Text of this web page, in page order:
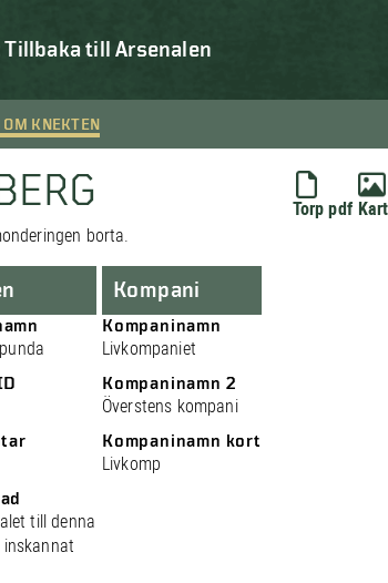
Tillbaka till Arsenalen
KNEKTEN
borta.
Torp pdf
till denna
inskannat
Kompani
Kompaninamn
Livkompaniet
Kompaninamn 2
Överstens kompani
Kompaninamn kort
Livkomp